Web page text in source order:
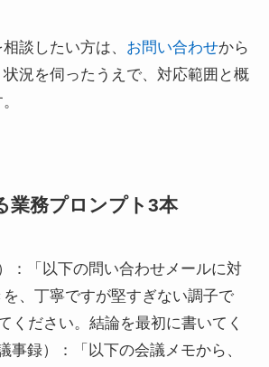
談したい方は、 お問い合わせから
況を伺ったうえで、対応範囲と概
業務プロンプト3本
：「以下の問い合わせメールに対
、丁寧ですが堅すぎない調子で
ください。結論を最初に書いてく
事録）：「以下の会議メモから、